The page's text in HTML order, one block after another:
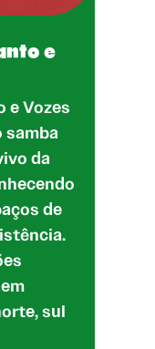
e
e Vozes
samba
da
de
sul